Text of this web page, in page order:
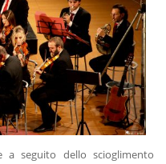
a seguito dello scioglimento